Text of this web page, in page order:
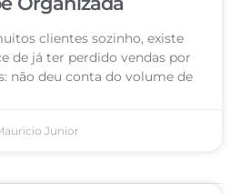
clientes sozinho, existe
de já ter perdido vendas por
não deu conta do volume de
Junior